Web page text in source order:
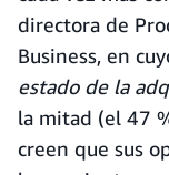
directora de
Business, en
estado de la
la mitad (el 47
creen que sus